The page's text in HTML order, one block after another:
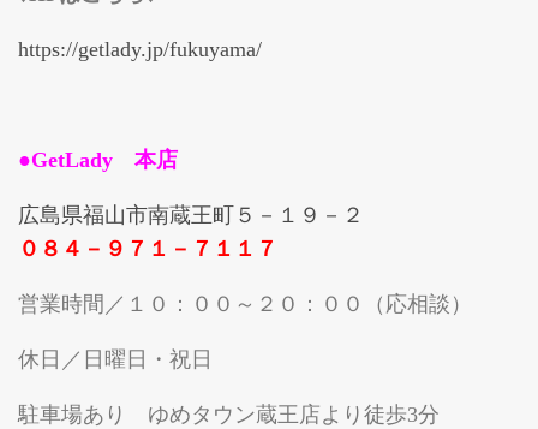
https://getlady.jp/fukuyama/
●GetLady 本店
広島県福山市南蔵王町５－１９－２
０８４－９７１－７１１７
営業時間／１０：００～２０：００（応相談）
休日／日曜日・祝日
駐車場あり ゆめタウン蔵王店より徒歩3分